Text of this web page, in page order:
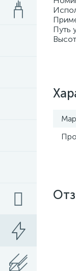
Путь